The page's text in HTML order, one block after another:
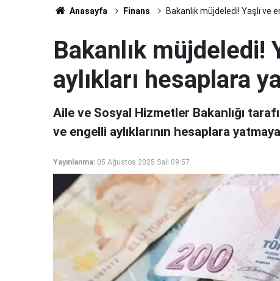
Anasayfa Finans Bakanlık müjdeledi! Yaşlı ve
Bakanlık müjdeledi!
aylıkları hesaplara
Aile ve Sosyal Hizmetler Bakanlığı
ve engelli aylıklarının hesaplara
Yayınlanma: 05 Ağustos 2025 Salı 09:57